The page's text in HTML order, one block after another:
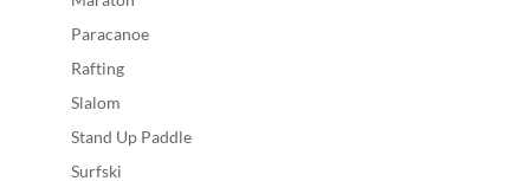
Paracanoe
Rafting
Slalom
Stand Up Paddle
Surfski